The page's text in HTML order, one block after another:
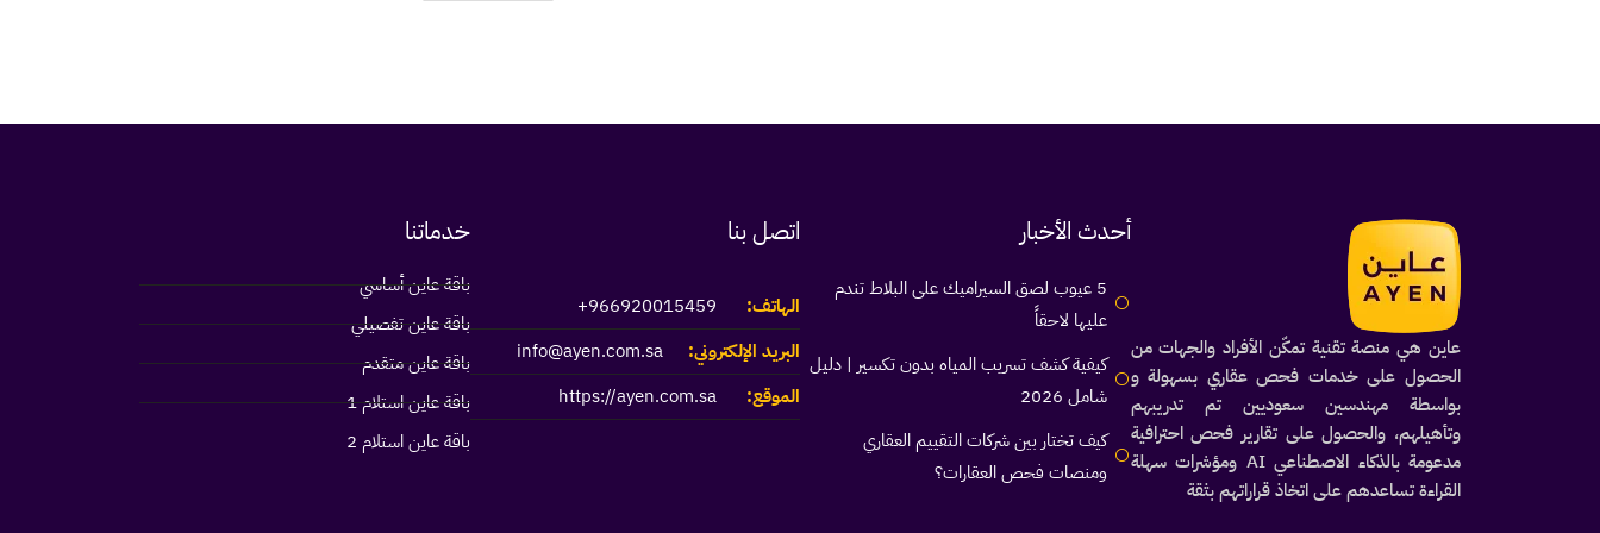
عاين هي منصة تقنية تمكّن الأفراد والجهات من
الحصول على خدمات فحص عقاري بسهولة و
بواسطة مهندسين سعوديين تم تدريبهم
وتأهيلهم، والحصول على تقارير فحص احترافية
مدعومة بالذكاء الاصطناعي AI ومؤشرات سهلة
القراءة تساعدهم على اتخاذ قراراتهم بثقة
أحدث الأخبار
5 عيوب لصق السيراميك على البلاط تندم
عليها لاحقاً
كيفية كشف تسريب المياه بدون تكسير | دليل
شامل 2026
كيف تختار بين شركات التقييم العقاري
ومنصات فحص العقارات؟
اتصل بنا
الهاتف:
966920015459+
البريد الإلكتروني:
info@ayen.com.sa
الموقع:
https://ayen.com.sa
خدماتنا
باقة عاين أساسي
باقة عاين تفصيلي
باقة عاين متقدم
باقة عاين استلام 1
باقة عاين استلام 2